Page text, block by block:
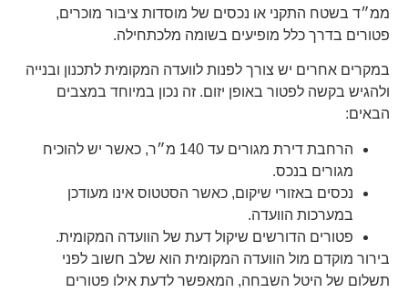
ממ״ד בשטח התקני או נכסים של מוסדות ציבור מוכרים,
פטורים בדרך כלל מופיעים בשומה מלכתחילה.
במקרים אחרים יש צורך לפנות לוועדה המקומית לתכנון ובנייה
ולהגיש בקשה לפטור באופן יזום. זה נכון במיוחד במצבים
הבאים:
הרחבת דירת מגורים עד 140 מ״ר, כאשר יש להוכיח
מגורים בנכס.
נכסים באזורי שיקום, כאשר הסטטוס אינו מעודכן
במערכות הוועדה.
פטורים הדורשים שיקול דעת של הוועדה המקומית.
בירור מוקדם מול הוועדה המקומית הוא שלב חשוב לפני
תשלום של היטל השבחה, המאפשר לדעת אילו פטורים